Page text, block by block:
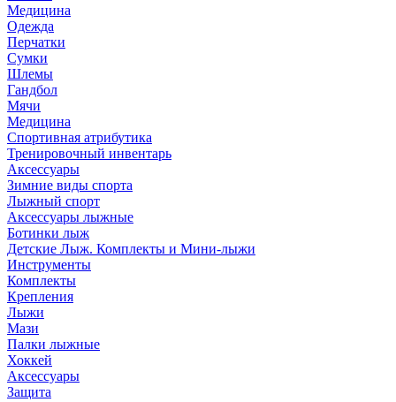
Медицина
Одежда
Перчатки
Сумки
Шлемы
Гандбол
Мячи
Медицина
Спортивная атрибутика
Тренировочный инвентарь
Аксессуары
Зимние виды спорта
Лыжный спорт
Аксессуары лыжные
Ботинки лыж
Детские Лыж. Комплекты и Мини-лыжи
Инструменты
Комплекты
Крепления
Лыжи
Мази
Палки лыжные
Хоккей
Аксессуары
Защита